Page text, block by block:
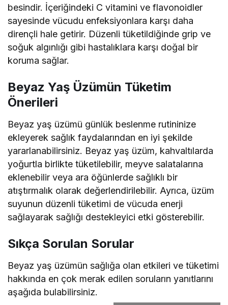
besindir. İçeriğindeki C vitamini ve flavonoidler
sayesinde vücudu enfeksiyonlara karşı daha
dirençli hale getirir. Düzenli tüketildiğinde grip ve
soğuk algınlığı gibi hastalıklara karşı doğal bir
koruma sağlar.
Beyaz Yaş Üzümün Tüketim
Önerileri
Beyaz yaş üzümü günlük beslenme rutininize
ekleyerek sağlık faydalarından en iyi şekilde
yararlanabilirsiniz. Beyaz yaş üzüm, kahvaltılarda
yoğurtla birlikte tüketilebilir, meyve salatalarına
eklenebilir veya ara öğünlerde sağlıklı bir
atıştırmalık olarak değerlendirilebilir. Ayrıca, üzüm
suyunun düzenli tüketimi de vücuda enerji
sağlayarak sağlığı destekleyici etki gösterebilir.
Sıkça Sorulan Sorular
Beyaz yaş üzümün sağlığa olan etkileri ve tüketimi
hakkında en çok merak edilen soruların yanıtlarını
aşağıda bulabilirsiniz.